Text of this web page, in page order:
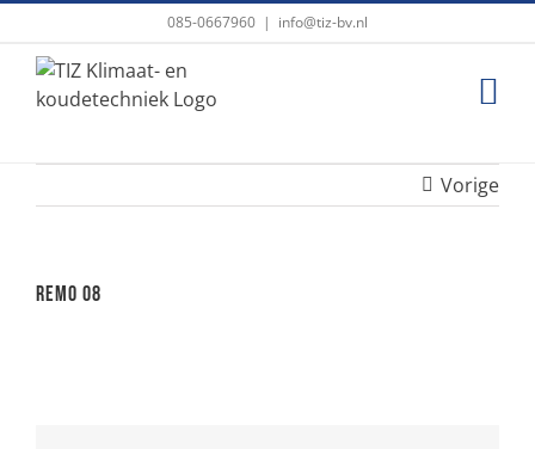
inhoud
085-0667960 | info@tiz-bv.nl
Vorige
Remo 08